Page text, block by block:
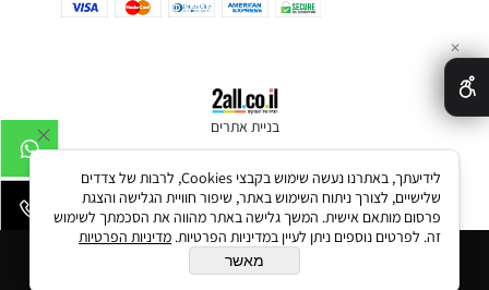
הוסף לסל
בניית אתרים
✕
לידיעתך, באתרנו נעשה שימוש בקבצי Cookies, לרבות של צדדים
שלישיים, לצורך ניתוח השימוש באתר, שיפור חוויית הגלישה והצגת
פרסום מותאם אישית. המשך גלישה באתר מהווה את הסכמתך לשימוש
זה. לפרטים נוספים ניתן לעיין במדיניות הפרטיות. מדיניות הפרטיות
מאשר